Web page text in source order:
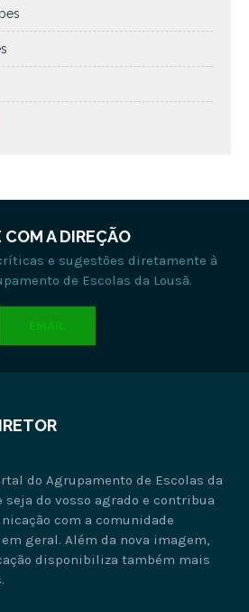
COM A DIREÇÃO
e sugestões diretamente à
de Escolas da Lousã.
EMAIL
do Agrupamento de Escolas da
seja do vosso agrado e contribua
com a comunidade
geral. Além da nova imagem,
disponibiliza também mais